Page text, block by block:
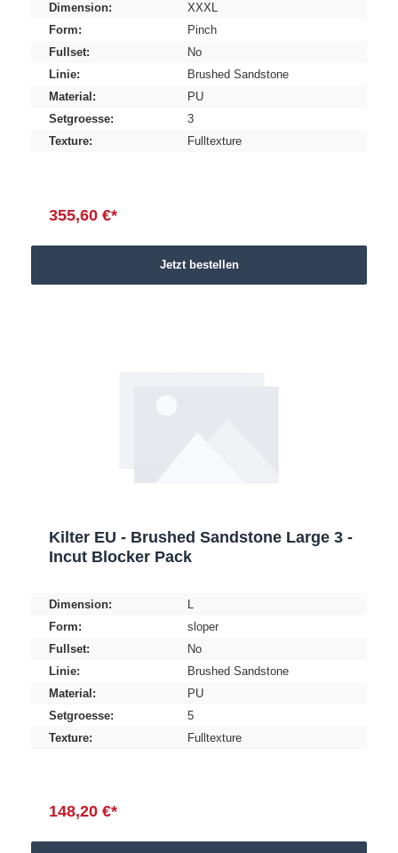
Dimension:
XXXL
Form:
Pinch
Fullset:
No
Linie:
Brushed Sandstone
Material:
PU
Setgroesse:
3
Texture:
Fulltexture
355,60 €*
Jetzt bestellen
Kilter EU - Brushed Sandstone Large 3 -
Incut Blocker Pack
Dimension:
L
Form:
sloper
Fullset:
No
Linie:
Brushed Sandstone
Material:
PU
Setgroesse:
5
Texture:
Fulltexture
148,20 €*